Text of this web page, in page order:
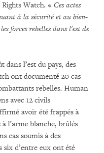
Watch. « Ces actes
à la sécurité et au bien-
forces rebelles dans l'est de
dans l’est du pays, des
ont documenté 20 cas
rebelles. Human
avec 12 civils
avoir été frappés à
l’arme blanche, brûlés
cas soumis à des
six d’entre eux ont été